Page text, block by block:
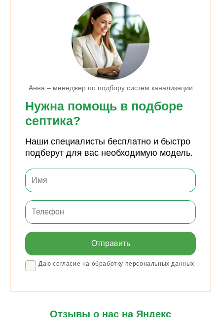
Анна – менеджер по подбору систем канализации
Нужна помощь в подборе
септика?
Наши специалисты бесплатно и быстро
подберут для вас необходимую модель.
Даю согласие на обработку персональных данных
Отзывы о нас на Яндекс